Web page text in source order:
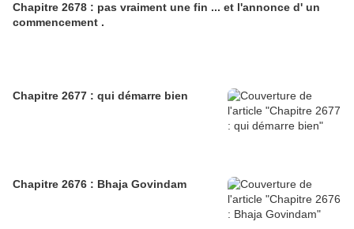
Chapitre 2678 : pas vraiment une fin ... et l'annonce d' un
commencement .
Chapitre 2677 : qui démarre bien
Chapitre 2676 : Bhaja Govindam